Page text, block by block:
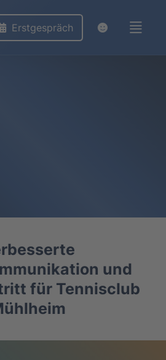
Erstgespräch
und
für Tennisclub